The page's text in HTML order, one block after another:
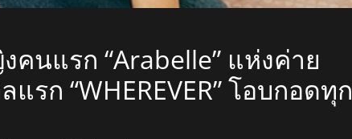
นแรก “Arabelle” แห่งค่าย
รก “WHEREVER” โอบกอดทุก